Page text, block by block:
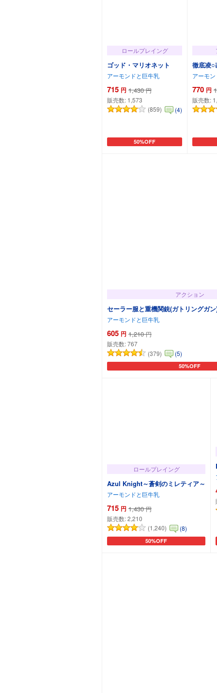
ロールプレイング
ゴッド・マリオネット
アーモンドと巨牛乳
715 円 1,430 円
販売数: 1,573
(859)
(4)
50%OFF
カートに追加
徹底凌○
アーモ
770 円
販売数:
アクション
セーラー服と重機関銃(ガトリングガ
アーモンドと巨牛乳
605 円 1,210 円
販売数:767
(379)
(5)
50%OFF
カートに追加
ロールプレイング
Azul Knight～蒼剣のミレティア～
アーモンドと巨牛乳
715 円 1,430 円
販売数:2,210
(1,240)
(8)
50%OFF
カートに追加